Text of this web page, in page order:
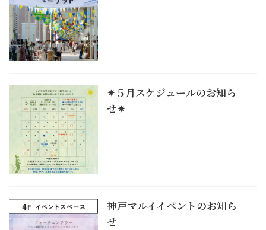
✴︎５月スケジュールのお知ら
せ✴︎
神戸マルイイベントのお知ら
せ